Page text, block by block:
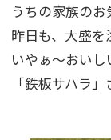
うちの家族の
昨日も、大盛
いやぁ～おいし
「鉄板サハラ